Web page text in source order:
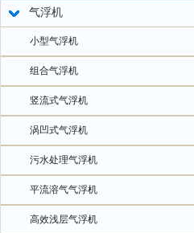
气浮机
小型气浮机
组合气浮机
竖流式气浮机
涡凹式气浮机
污水处理气浮机
平流溶气气浮机
高效浅层气浮机